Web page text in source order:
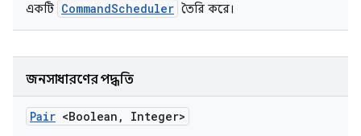
একটি CommandScheduler তৈরি করে।
জনসাধারণের পদ্ধতি
Pair <Boolean , Integer>